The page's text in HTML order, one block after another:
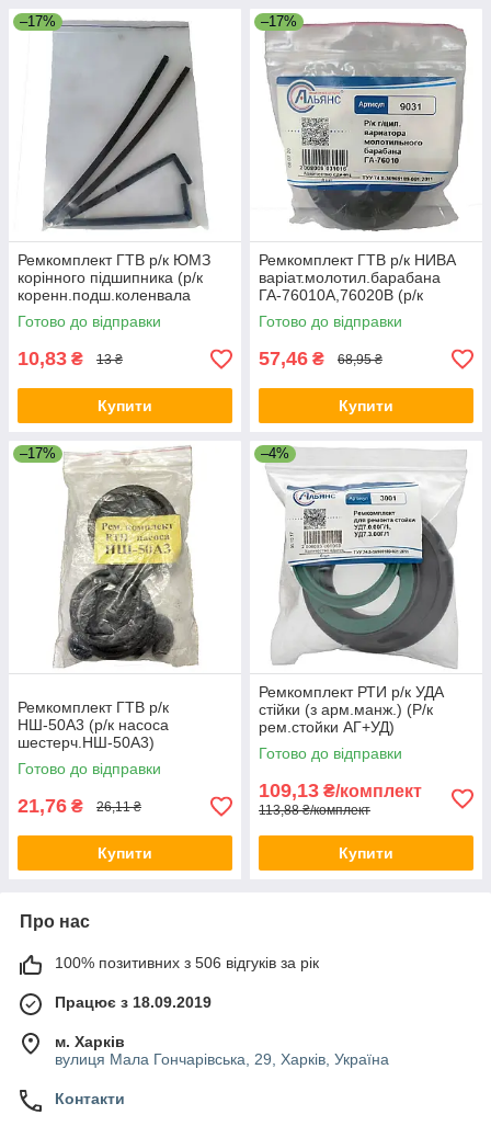
–17%
Ремкомплект ГТВ р/к ЮМЗ
корінного підшипника (р/к
коренн.подш.коленвала
ЮМЗ,Д-65)
Готово до відправки
10,83 ₴ 13 ₴
Купити
–17%
Ремкомплект ГТВ р/к НИВА
варіат.молотил.барабана
ГА-76010А,76020В (р/к
вар.молот.бараб.ГА-76010
ведом.шкива)
Готово до відправки
57,46 ₴ 68,95 ₴
Купити
–17%
Ремкомплект ГТВ р/к
НШ-50А3 (р/к насоса
шестерч.НШ-50А3)
Готово до відправки
21,76 ₴ 26,11 ₴
Купити
–4%
Ремкомплект РТИ р/к УДА
стійки (з арм.манж.) (Р/к
рем.стойки АГ+УД)
Готово до відправки
109,13 ₴/комплект
113,88 ₴/комплект
Купити
Про нас
100% позитивних з 506 відгуків за рік
Працює з 18.09.2019
м. Харків
вулиця Мала Гончарівська, 29, Харків, Україна
Контакти